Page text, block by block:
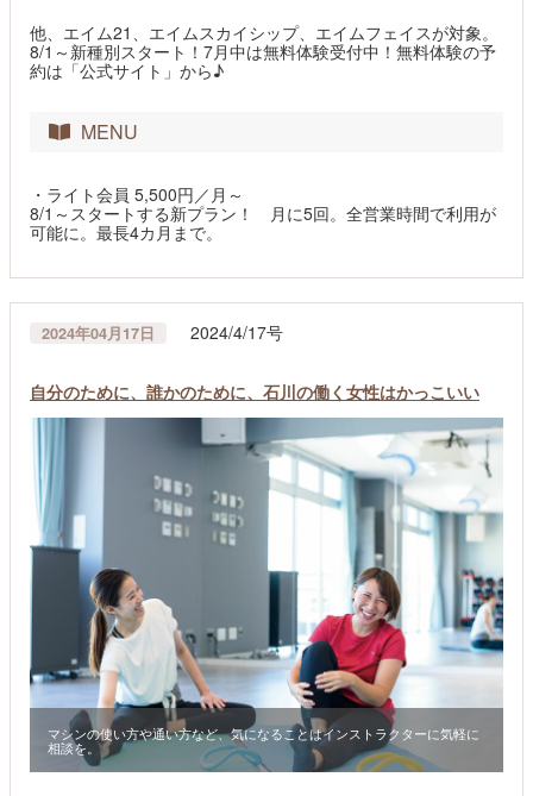
他、エイム21、エイムスカイシップ、エイムフェイスが対象。
8/1～新種別スタート！7月中は無料体験受付中！無料体験の予
約は「公式サイト」から♪
MENU
・ライト会員 5,500円／月～
8/1～スタートする新プラン！ 月に5回。全営業時間で利用が
可能に。最長4カ月まで。
2024年04月17日 2024/4/17号
自分のために、誰かのために、石川の働く女性はかっこいい
マシンの使い方や通い方など、気になることはインストラクターに気軽に
相談を。